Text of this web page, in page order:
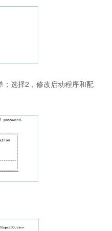
；选择2，修改启动程序和配